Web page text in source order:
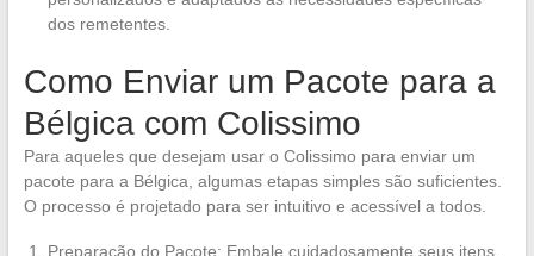
dos remetentes.
Como Enviar um Pacote para a
Bélgica com Colissimo
Para aqueles que desejam usar o Colissimo para enviar um
pacote para a Bélgica, algumas etapas simples são suficientes.
O processo é projetado para ser intuitivo e acessível a todos.
Preparação do Pacote: Embale cuidadosamente seus itens,